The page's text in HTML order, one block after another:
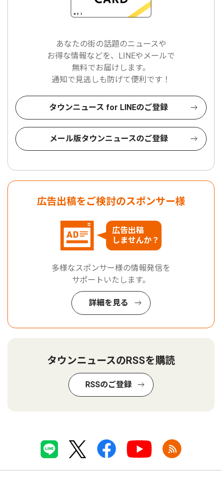
あなたの街の話題のニュースや
お得な情報などを、LINEやメールで
無料でお届けします。
通知で見逃しも防げて便利です！
タウンニュース for LINEのご登録
メール版タウンニュースのご登録
広告出稿をご検討のスポンサー様
広告出稿
しませんか？
多様なスポンサー様の情報発信を
サポートいたします。
詳細を見る
タウンニュースのRSSを購読
RSSのご登録